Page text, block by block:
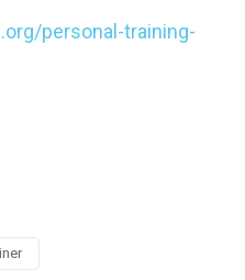
personal-training-